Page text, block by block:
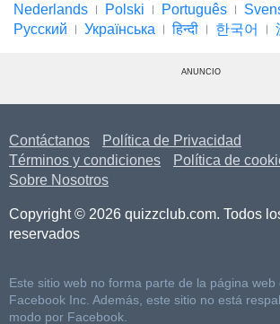
Nederlands
Polski Português
Русский
Українська हिन्दी 한국어
ANUNCIO
Contáctanos
Política de Privacidad
Términos y condiciones
Política de
Sobre Nosotros
Copyright © 2026 quizzclub.com. Todos
reservados
Este sitio web no forma parte de la página
Facebook Inc. Además, este sitio no está
modo por Facebook.